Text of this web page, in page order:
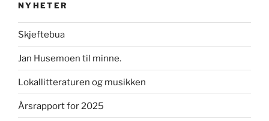
NYHETER
Skjeftebua
Jan Husemoen til minne.
Lokallitteraturen og musikken
Årsrapport for 2025